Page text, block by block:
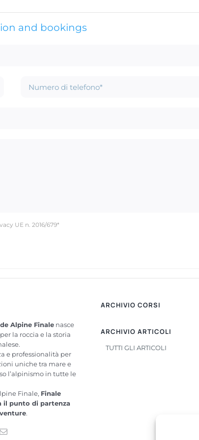
and bookings
UE n. 2016/679*
Alpine Finalenasce
la roccia e la storia
e professionalità per
uniche tra mare e
l’alpinismo in tutte le
Finale, Finale
il punto di partenza
.
ARCHIVIO CORSI
ARCHIVIO ARTICOLI
TUTTI GLI ARTICOLI